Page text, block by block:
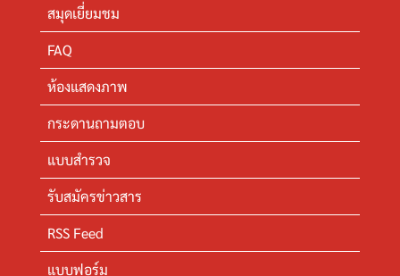
สมุดเยี่ยมชม
FAQ
ห้องแสดงภาพ
กระดานถามตอบ
แบบสำรวจ
รับสมัครข่าวสาร
RSS Feed
แบบฟอร์ม